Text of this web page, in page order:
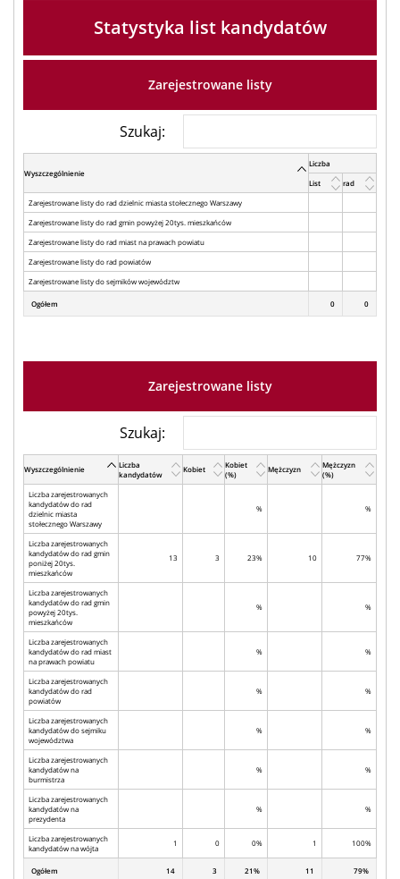
Statystyka list kandydatów
Zarejestrowane listy
Szukaj:
Wyszczególnienie
Liczba
List
rad
Zarejestrowane listy do rad dzielnic miasta stołecznego Warszawy
Zarejestrowane listy do rad gmin powyżej 20tys. mieszkańców
Zarejestrowane listy do rad miast na prawach powiatu
Zarejestrowane listy do rad powiatów
Zarejestrowane listy do sejmików województw
Ogółem 0 0
Zarejestrowane listy
Szukaj:
Wyszczególnienie
Liczba
kandydatów
Kobiet
Kobiet
(%)
Mężczyzn
Mężczyzn
(%)
Liczba zarejestrowanych
kandydatów do rad
dzielnic miasta
stołecznego Warszawy
% %
Liczba zarejestrowanych
kandydatów do rad gmin
poniżej 20tys.
mieszkańców
13 3 23% 10 77%
Liczba zarejestrowanych
kandydatów do rad gmin
powyżej 20tys.
mieszkańców
% %
Liczba zarejestrowanych
kandydatów do rad miast
na prawach powiatu
% %
Liczba zarejestrowanych
kandydatów do rad
powiatów
% %
Liczba zarejestrowanych
kandydatów do sejmiku
województwa
% %
Liczba zarejestrowanych
kandydatów na
burmistrza
% %
Liczba zarejestrowanych
kandydatów na
prezydenta
% %
Liczba zarejestrowanych
kandydatów na wójta
1 0 0% 1 100%
Ogółem 14 3 21% 11 79%